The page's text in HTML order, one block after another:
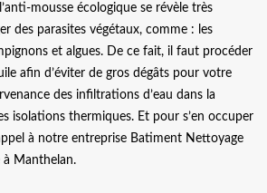
mousse écologique se révèle très
des parasites végétaux, comme : les
et algues. De ce fait, il faut procéder
afin d’éviter de gros dégâts pour votre
des infiltrations d’eau dans la
isolations thermiques. Et pour s’en occuper
à notre entreprise Batiment Nettoyage
à Manthelan.